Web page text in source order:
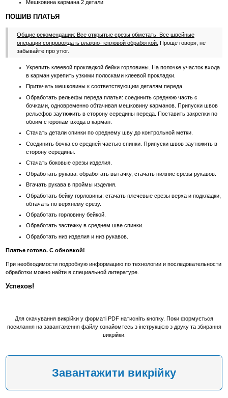
Мешковина кармана 2 детали
ПОШИВ ПЛАТЬЯ
Общие рекомендации: Все открытые срезы обметать. Все швейные
операции сопровождать влажно-тепловой обработкой. Проще говоря, не
забывайте про утюг.
Укрепить клеевой прокладкой бейки горловины. На полочке участок входа
в карман укрепить узкими полосками клеевой прокладки.
Притачать мешковины к соответствующим деталям переда.
Обработать рельефы переда платья: соединить среднюю часть с
бочками, одновременно обтачивая мешковину карманов. Припуски швов
рельефов заутюжить в сторону середины переда. Поставить закрепки по
обоим сторонам входа в карман.
Стачать детали спинки по среднему шву до контрольной метки.
Соединить бочка со средней частью спинки. Припуски швов заутюжить в
сторону середины.
Стачать боковые срезы изделия.
Обработать рукава: обработать вытачку, стачать нижние срезы рукавов.
Втачать рукава в проймы изделия.
Обработать бейку горловины: стачать плечевые срезы верха и подкладки,
обтачать по верхнему срезу.
Обработать горловину бейкой.
Обработать застежку в среднем шве спинки.
Обработать низ изделия и низ рукавов.
Платье готово. С обновкой!
При необходимости подробную информацию по технологии и последовательности
обработки можно найти в специальной литературе.
Успехов!
Для скачування викрійки у форматі PDF натисніть кнопку. Поки формується
посилання на завантаження файлу ознайомтесь з інструкцією з друку та збирання
викрійки.
Завантажити викрійку